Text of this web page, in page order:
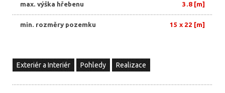
max. výška hřebenu 3.8 [m]
min. rozměry pozemku 15 x 22 [m]
Exteriér a Interiér Pohledy Realizace